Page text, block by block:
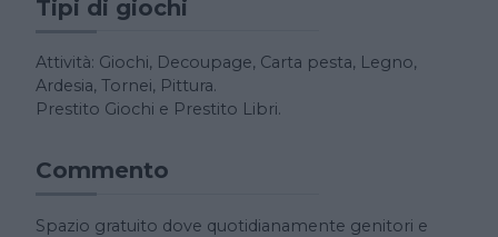
Tipi di giochi
Attività: Giochi, Decoupage, Carta pesta, Legno,
Ardesia, Tornei, Pittura.
Prestito Giochi e Prestito Libri.
Commento
Spazio gratuito dove quotidianamente genitori e